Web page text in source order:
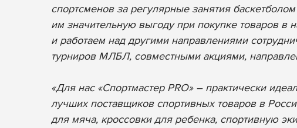
спортсменов за регулярные занятия
им значительную выгоду при покупке товаров в
и работаем над другими направлениями
турниров МЛБЛ, совместными акциями,
«Для нас «Спортмастер PRO» – практически
лучших поставщиков спортивных товаров в
для мяча, кроссовки для ребенка, спортивную